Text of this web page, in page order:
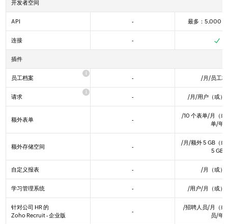
基本版
开发者空间
API - 最多：5,000
连接 -Yes Yes
插件
员工档案 - /月/员工
请求 - /月/用户 （或）
额外表单 -
/10 个表单/月
（
单/年
额外存储空间 -
/月/额外 5 GB （
5 GB
自定义报表 - /月 （或）
学习管理系统 - /用户/月 （或）
针对公司 HR 的
Zoho Recruit - 企业版
-
/招聘人员/月
（
员/年